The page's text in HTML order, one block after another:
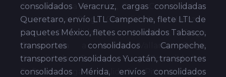
consolidados Veracruz, cargas consolidadas
Queretaro, envío LTL Campeche, flete LTL de
paquetes México, fletes consolidados Tabasco,
transportes consolidados Campeche,
transportes consolidados Yucatán, transportes
consolidados Mérida, envíos consolidados